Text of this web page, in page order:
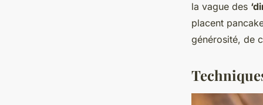
la vague des
placent
générosité, de